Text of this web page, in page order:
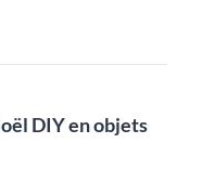
DIY en objets